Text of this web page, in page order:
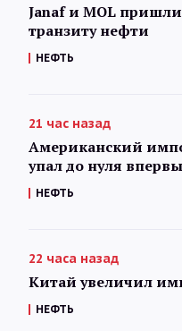
Janaf и MOL
транзиту нефти
НЕФТЬ
21 час назад
Американский
упал до нуля
НЕФТЬ
22 часа назад
Китай увеличил
НЕФТЬ